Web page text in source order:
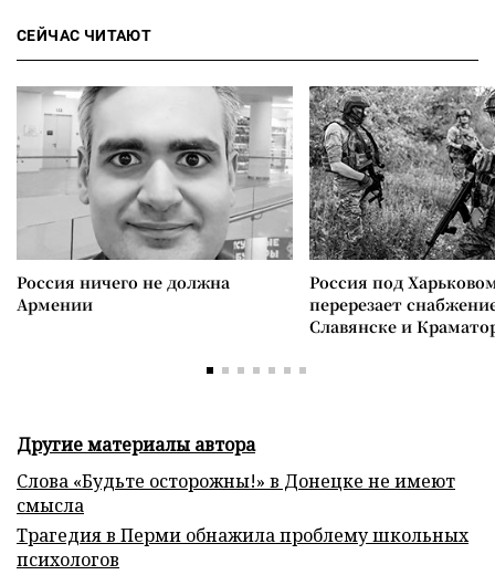
СЕЙЧАС ЧИТАЮТ
Россия ничего не должна
Армении
Россия под
перерезает
Славянске и
Другие материалы автора
Слова «Будьте осторожны!» в Донецке не имеют
смысла
Трагедия в Перми обнажила проблему школьных
психологов